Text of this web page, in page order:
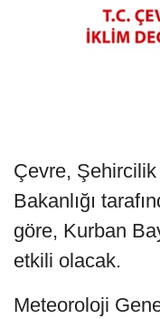
Çevre,
Bakanlığı
göre, Kurban
etkili olacak.
Meteoroloji